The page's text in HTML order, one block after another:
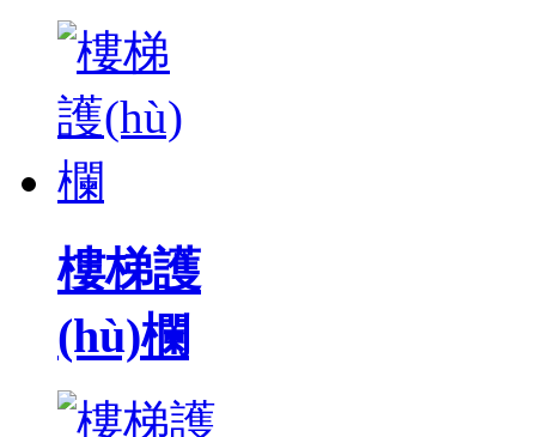
樓梯護
(hù)欄